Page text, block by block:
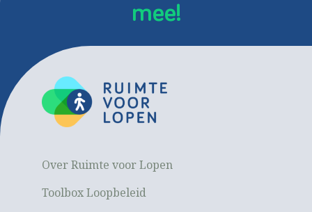
mee!
Over Ruimte voor Lopen
Toolbox Loopbeleid